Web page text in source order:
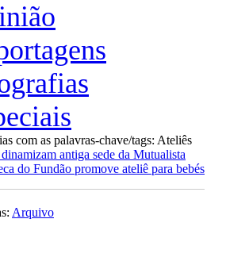
com as palavras-chave/tags: Ateliês
antiga sede da Mutualista
do Fundão promove ateliê para bebés
Arquivo